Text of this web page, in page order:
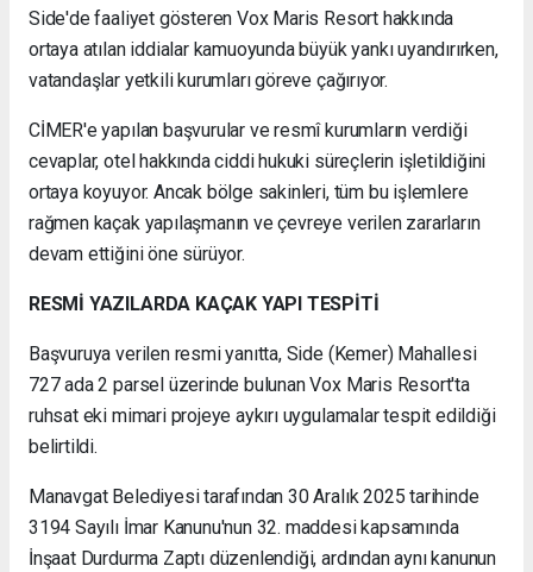
Side'de faaliyet gösteren Vox Maris Resort hakkında
ortaya atılan iddialar kamuoyunda büyük yankı uyandırırken,
vatandaşlar yetkili kurumları göreve çağırıyor.
CİMER'e yapılan başvurular ve resmî kurumların verdiği
cevaplar, otel hakkında ciddi hukuki süreçlerin işletildiğini
ortaya koyuyor. Ancak bölge sakinleri, tüm bu işlemlere
rağmen kaçak yapılaşmanın ve çevreye verilen zararların
devam ettiğini öne sürüyor.
RESMİ YAZILARDA KAÇAK YAPI TESPİTİ
Başvuruya verilen resmi yanıtta, Side (Kemer) Mahallesi
727 ada 2 parsel üzerinde bulunan Vox Maris Resort'ta
ruhsat eki mimari projeye aykırı uygulamalar tespit edildiği
belirtildi.
Manavgat Belediyesi tarafından 30 Aralık 2025 tarihinde
3194 Sayılı İmar Kanunu'nun 32. maddesi kapsamında
İnşaat Durdurma Zaptı düzenlendiği, ardından aynı kanunun